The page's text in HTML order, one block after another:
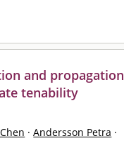
and propagation
tenability
· Andersson Petra ·